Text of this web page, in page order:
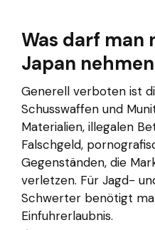
Was darf man
Japan
Generell verboten ist
Schusswaffen und
Materialien, illegalen
Falschgeld,
Gegenständen, die
verletzen. Für Jagd-
Schwerter benötigt
Einfuhrerlaubnis.